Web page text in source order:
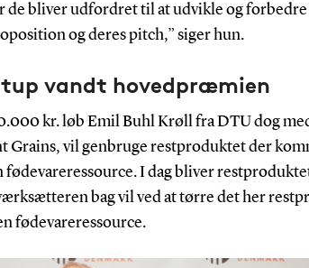
bliver udfordret til at udvikle og forbedre
og deres pitch,” siger hun.
vandt hovedpræmien
kr. løb Emil Buhl Krøll fra DTU dog
Grains, vil genbruge restproduktet der
fødevareressource. I dag bliver
bag vil ved at tørre det her
fødevareressource.